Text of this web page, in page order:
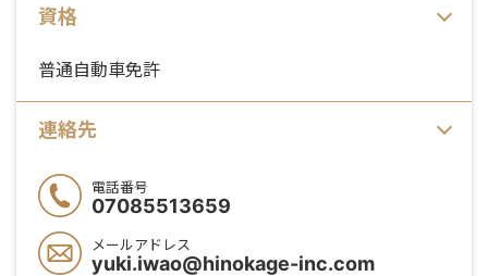
資格
普通自動車免許
連絡先
電話番号
07085513659
メールアドレス
yuki.iwao@hinokage-inc.com